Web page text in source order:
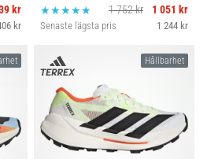
kr
kr
1 752 kr
1 051 kr
Senaste lägsta pris 1 244 kr
Hållbarhet